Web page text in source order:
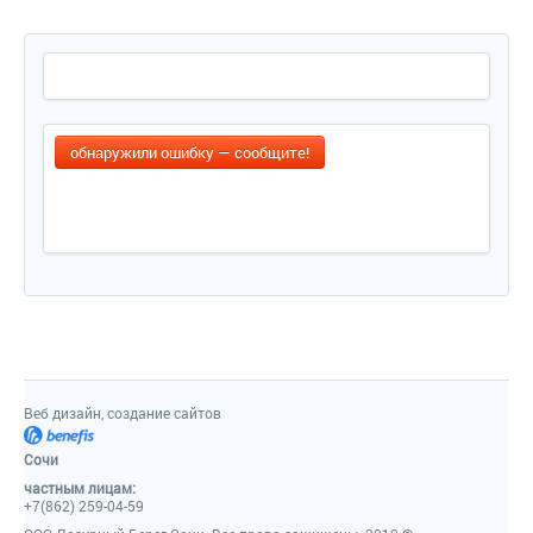
обнаружили ошибку — сообщите!
Веб дизайн, создание сайтов
Сочи
частным лицам:
+7(862) 259-04-59